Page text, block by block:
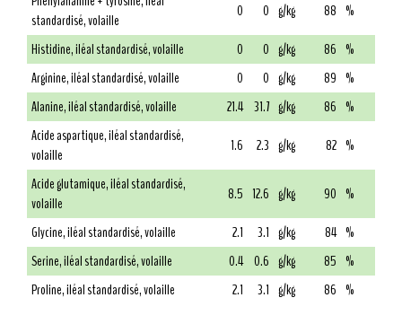
standardisé, volaille
0 0 g/kg 88 %
Histidine, iléal standardisé, volaille
0 0 g/kg 86 %
Arginine, iléal standardisé, volaille
0 0 g/kg 89 %
Alanine, iléal standardisé, volaille
21.4 31.7 g/kg 86 %
Acide aspartique, iléal standardisé,
volaille
1.6 2.3 g/kg 82 %
Acide glutamique, iléal standardisé,
volaille
8.5 12.6 g/kg 90 %
Glycine, iléal standardisé, volaille
2.1 3.1 g/kg 84 %
Serine, iléal standardisé, volaille
0.4 0.6 g/kg 85 %
Proline, iléal standardisé, volaille
2.1 3.1 g/kg 86 %